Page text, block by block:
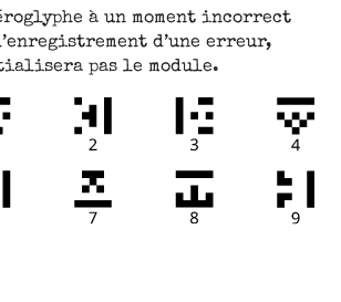
à un moment incorrect
d’une erreur,
pas le module.